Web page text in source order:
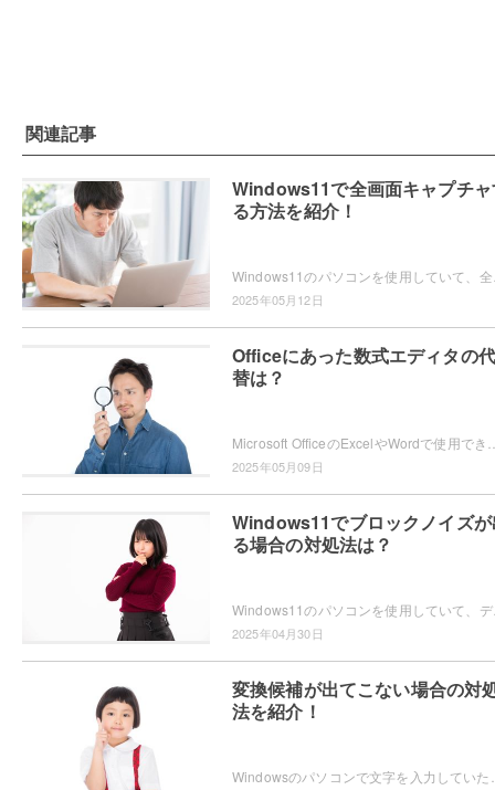
関連記事
Windows11で全画面キャプチ
る方法を紹介！
2025年05月12日
Officeにあった数式エディタの代
替は？
2025年05月09日
Windows11でブロックノイズ
る場合の対処法は？
Windows11のパソコンを使用して
2025年04月30日
変換候補が出てこない場合の対
法を紹介！